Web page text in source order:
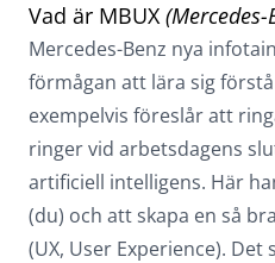
Vad är MBUX
Mercedes-Benz nya
förmågan att lära sig
exempelvis föreslår att
ringer vid arbetsdagens
artificiell intelligens. Här
(du) och att skapa en så
(UX, User Experience).